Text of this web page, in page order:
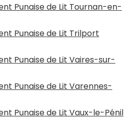
Punaise de Lit Tournan-en-
Punaise de Lit Trilport
Punaise de Lit Vaires-sur-
Punaise de Lit Varennes-
Punaise de Lit Vaux-le-Pénil